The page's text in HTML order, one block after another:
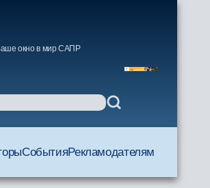
окно в мир САПР
СобытияРекламодателям